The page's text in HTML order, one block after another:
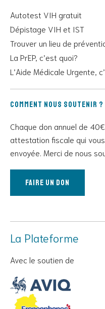
Autotest VIH gratuit
Dépistage VIH et IST
Trouver un lieu de
La PrEP, c’est quoi?
L’Aide Médicale Urgente,
Comment nous soutenir ?
Chaque don annuel de
attestation fiscale qui
envoyée. Merci de nous
Faire un don
La Plateforme
Avec le soutien de